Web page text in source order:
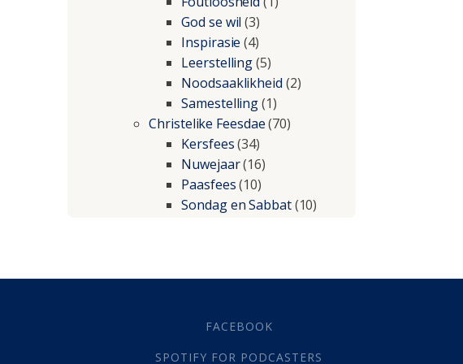
God se wil (3)
Inspirasie (4)
Leerstelling(5)
Noodsaaklikheid (2)
Samestelling(1)
Christelike Feesdae(70)
Kersfees(34)
Nuwejaar(16)
Paasfees(10)
Sondag en Sabbat(10)
Geestelike Groei
FACEBOOK
SPOTIFY FOR PODCASTERS